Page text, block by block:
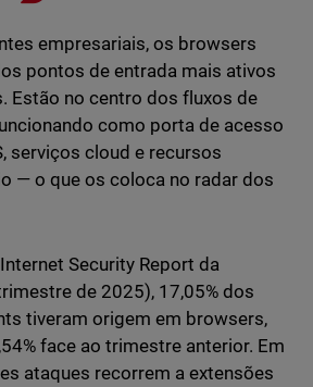
empresariais, os browsers
pontos de entrada mais ativos
Estão no centro dos fluxos de
como porta de acesso
serviços cloud e recursos
— o que os coloca no radar dos
Security Report da
de 2025), 17,05% dos
tiveram origem em browsers,
face ao trimestre anterior. Em
ataques recorrem a extensões